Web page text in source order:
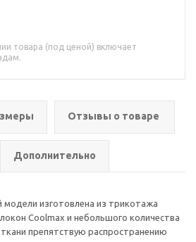
товара (под ценой) включает
Отзывы о товаре
Дополнительно
модели изготовлена из трикотажа
Coolmax и небольшого количества
препятствую распространению